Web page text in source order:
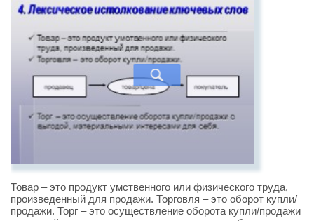
Товар – это продукт умственного или физического труда,
произведенный для продажи. Торговля – это оборот купли/
продажи. Торг – это осуществление оборота купли/продажи